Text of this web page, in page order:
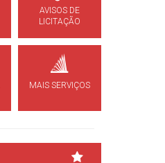
AVISOS DE
LICITAÇÃO
MAIS SERVIÇOS